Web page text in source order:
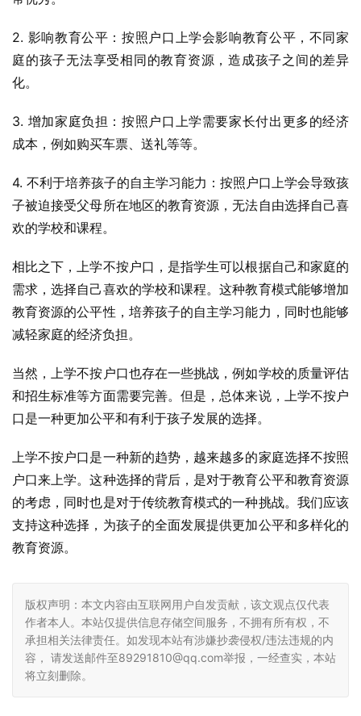
2. 影响教育公平：按照户口上学会影响教育公平，不同家
庭的孩子无法享受相同的教育资源，造成孩子之间的差异
化。
3. 增加家庭负担：按照户口上学需要家长付出更多的经济
成本，例如购买车票、送礼等等。
4. 不利于培养孩子的自主学习能力：按照户口上学会导致孩
子被迫接受父母所在地区的教育资源，无法自由选择自己喜
欢的学校和课程。
相比之下，上学不按户口，是指学生可以根据自己和家庭的
需求，选择自己喜欢的学校和课程。这种教育模式能够增加
教育资源的公平性，培养孩子的自主学习能力，同时也能够
减轻家庭的经济负担。
当然，上学不按户口也存在一些挑战，例如学校的质量评估
和招生标准等方面需要完善。但是，总体来说，上学不按户
口是一种更加公平和有利于孩子发展的选择。
上学不按户口是一种新的趋势，越来越多的家庭选择不按照
户口来上学。这种选择的背后，是对于教育公平和教育资源
的考虑，同时也是对于传统教育模式的一种挑战。我们应该
支持这种选择，为孩子的全面发展提供更加公平和多样化的
教育资源。
版权声明：本文内容由互联网用户自发贡献，该文观点仅代表
作者本人。本站仅提供信息存储空间服务，不拥有所有权，不
承担相关法律责任。如发现本站有涉嫌抄袭侵权/违法违规的内
容， 请发送邮件至89291810@qq.com举报，一经查实，本站
将立刻删除。